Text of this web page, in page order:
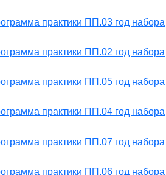
практики ПП.03 год набора
практики ПП.02 год набора
практики ПП.05 год набора
практики ПП.04 год набора
практики ПП.07 год набора
практики ПП.06 год набора